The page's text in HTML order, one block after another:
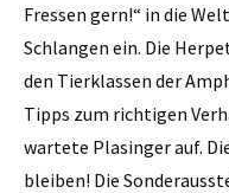
Fressen gern!“ in die
Schlangen ein. Die
den Tierklassen der
Tipps zum richtigen
wartete Plasinger auf.
bleiben! Die